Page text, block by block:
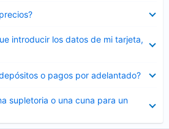
introducir los datos de mi tarjeta,
o pagos por adelantado?
supletoria o una cuna para un